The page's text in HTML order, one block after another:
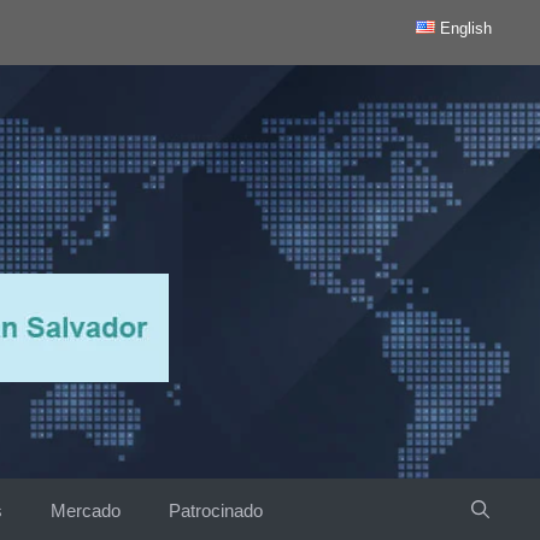
English
Mercado Patrocinado